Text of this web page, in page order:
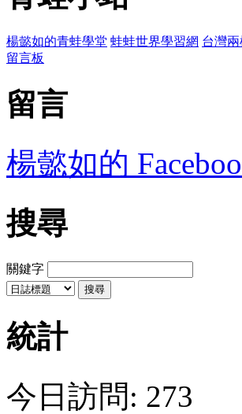
楊懿如的青蛙學堂 蛙蛙世界學習網 台灣
留言板
留言
楊懿如的
搜尋
關鍵字
統計
今日訪問: 273